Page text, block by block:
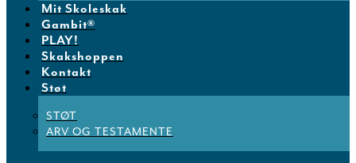
Mit Skoleskak
Gambit®
PLAY!
Skakshoppen
Kontakt
Støt
STØT
ARV OG TESTAMENTE